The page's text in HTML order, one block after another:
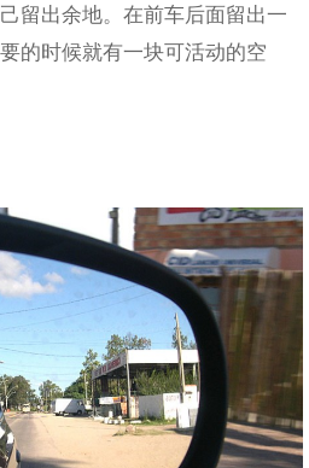
留出余地。在前车后面留出一
的时候就有一块可活动的空